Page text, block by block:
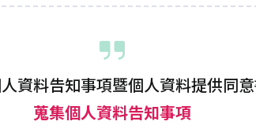
資料告知事項暨個人資料提供同
蒐集個人資料告知事項